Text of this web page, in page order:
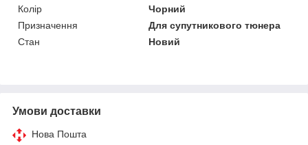
Колір
Чорний
Призначення
Для супутникового тюнера
Стан
Новий
Умови доставки
Нова Пошта